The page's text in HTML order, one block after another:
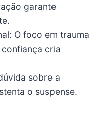
garante
O foco em trauma
cria
sobre a
o suspense.